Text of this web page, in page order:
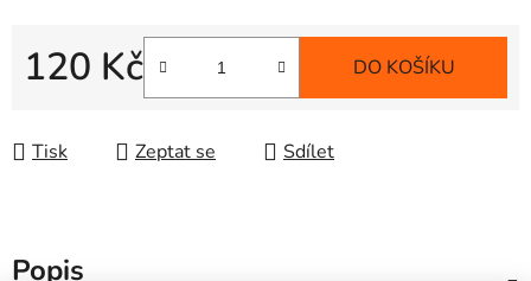
120 Kč DO KOŠÍKU
Tisk Zeptat se Sdílet
Popis